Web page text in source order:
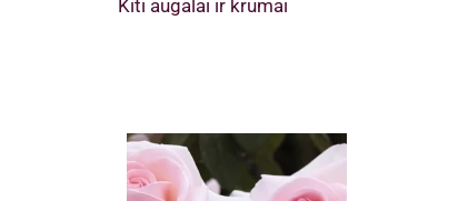
Kiti augalai ir krūmai